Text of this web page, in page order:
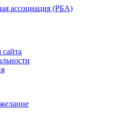
ассоциация (РБА)